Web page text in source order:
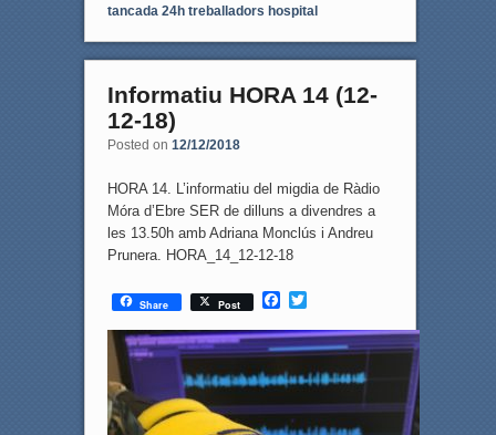
tancada 24h treballadors hospital
Informatiu HORA 14 (12-
12-18)
Posted on 12/12/2018
HORA 14. L’informatiu del migdia de Ràdio
Móra d’Ebre SER de dilluns a divendres a
les 13.50h amb Adriana Monclús i Andreu
Prunera. HORA_14_12-12-18
Share Post
F
c
e
b
o
o
k
T
i
t
t
e
r